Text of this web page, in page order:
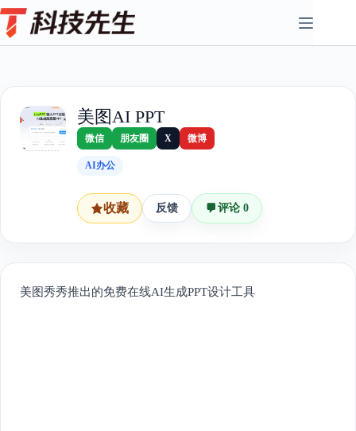
Skip
to
content
美图AI PPT
微信 朋友圈 X 微博
AI办公
收藏 反馈 评论 0
美图秀秀推出的免费在线AI生成PPT设计工具